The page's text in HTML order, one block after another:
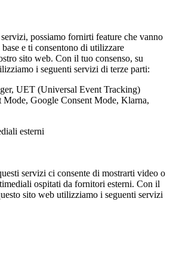
possiamo fornirti feature che vanno
e ti consentono di utilizzare
sito web. Con il tuo consenso, su
i seguenti servizi di terze parti:
UET (Universal Event Tracking)
Mode, Google Consent Mode, Klarna,
esterni
servizi ci consente di mostrarti video o
ospitati da fornitori esterni. Con il
sito web utilizziamo i seguenti servizi